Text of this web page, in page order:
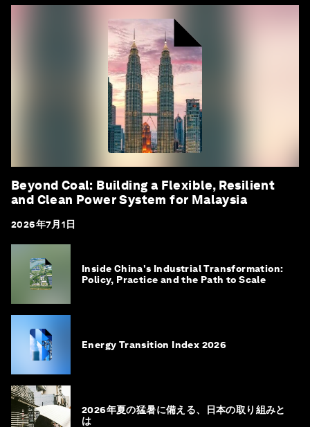
Beyond Coal: Building a Flexible, Resilient
and Clean Power System for Malaysia
2026年7月1日
Inside China's Industrial Transformation:
Policy, Practice and the Path to Scale
Energy Transition Index 2026
2026年夏の猛暑に備える、日本の取り組みと
は